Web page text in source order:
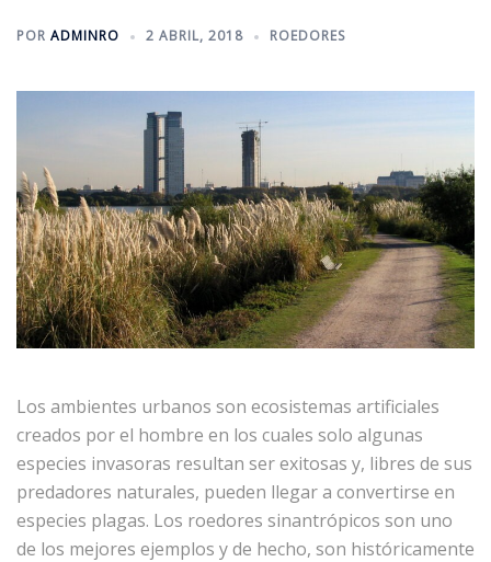
POR ADMINRO 2 ABRIL, 2018 ROEDORES
Los ambientes urbanos son ecosistemas artificiales
creados por el hombre en los cuales solo algunas
especies invasoras resultan ser exitosas y, libres de sus
predadores naturales, pueden llegar a convertirse en
especies plagas. Los roedores sinantrópicos son uno
de los mejores ejemplos y de hecho, son históricamente